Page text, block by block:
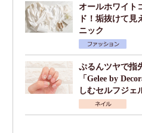
オールホワイト
ド！垢抜けて見
ニック
ぷるんツヤで指
「Gelee by
しむセルフジェ